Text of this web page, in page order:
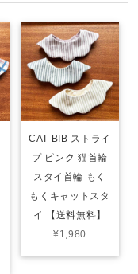
CAT BIB ストライ
プ ピンク 猫首輪
スタイ首輪 もく
もくキャットスタ
イ 【送料無料】
¥1,980